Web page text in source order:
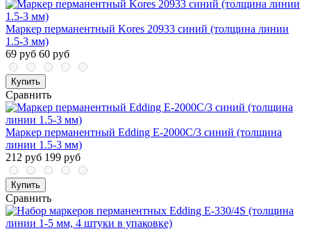
Маркер перманентный Kores 20933 синий (толщина линии
1.5-3 мм)
69 руб 60 руб
Купить
Сравнить
Маркер перманентный Edding E-2000C/3 синий (толщина
линии 1.5-3 мм)
212 руб 199 руб
Купить
Сравнить